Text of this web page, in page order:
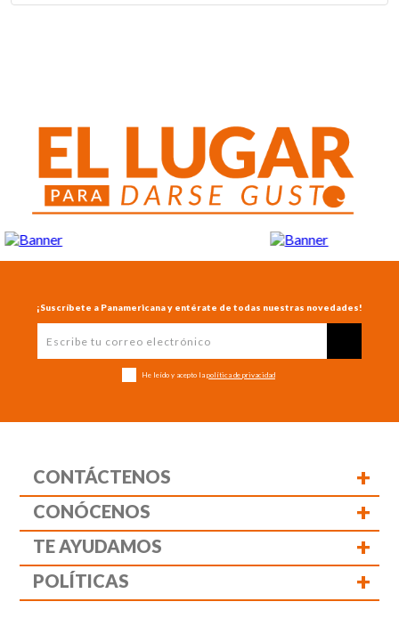
¡Suscríbete a Panamericana y entérate de todas nuestras novedades!
He leído y acepto la política de privacidad
CONTÁCTENOS +
CONÓCENOS +
TE AYUDAMOS +
POLÍTICAS +